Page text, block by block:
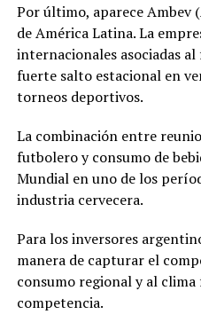
Por último, aparece Ambev
de América Latina. La
internacionales asociadas
fuerte salto estacional en
torneos deportivos.
La combinación entre
futbolero y consumo de
Mundial en uno de los
industria cervecera.
Para los inversores
manera de capturar el
consumo regional y al
competencia.